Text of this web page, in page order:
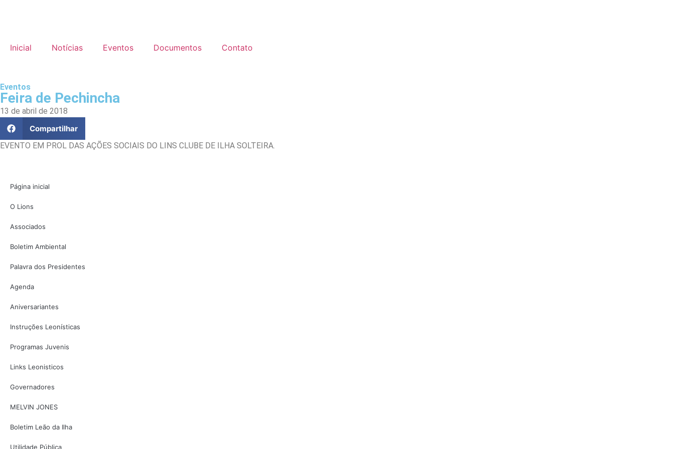
Inicial Notícias Eventos Documentos Contato
Eventos
Feira de Pechincha
13 de abril de 2018
Compartilhar
EVENTO EM PROL DAS AÇÕES SOCIAIS DO LINS CLUBE DE ILHA SOLTEIRA.
Página inicial
O Lions
Associados
Boletim Ambiental
Palavra dos Presidentes
Agenda
Aniversariantes
Instruções Leonísticas
Programas Juvenis
Links Leonisticos
Governadores
MELVIN JONES
Boletim Leão da Ilha
Utilidade Pública